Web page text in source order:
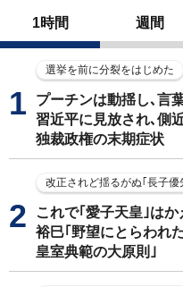
1時間 週間
選挙を前に分裂をはじめた
プーチンは動揺し､言
習近平に見放され､側
独裁政権の末期症状
改正されど揺るがぬ｢長子優
これで｢愛子天皇｣は
裕巳｢野望にとらわれ
皇室典範の大原則｣